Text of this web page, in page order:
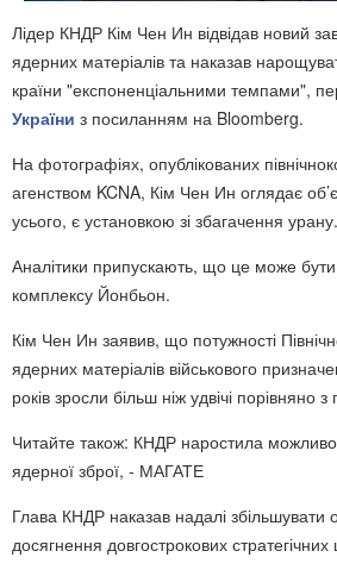
Лідер КНДР Кім Чен Ин відвідав новий
ядерних матеріалів та наказав
країни "експоненціальними темпами",
України з посиланням на Bloomberg.
На фотографіях, опублікованих
агенством KCNA, Кім Чен Ин оглядає
усього, є установкою зі збагачення урану.
Аналітики припускають, що це може
комплексу Йонбьон.
Кім Чен Ин заявив, що потужності
ядерних матеріалів військового
років зросли більш ніж удвічі порівняно
Читайте також: КНДР наростила
ядерної зброї, - МАГАТЕ
Глава КНДР наказав надалі збільшувати
досягнення довгострокових стратегічних